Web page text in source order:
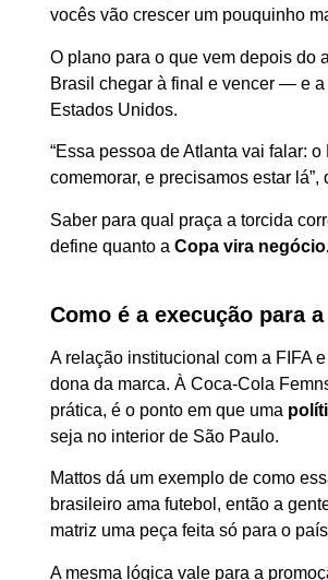
vocês vão crescer um pouquinho
O plano para o que vem depois do
Brasil chegar à final e vencer — e
Estados Unidos.
“Essa pessoa de Atlanta vai falar:
comemorar, e precisamos estar lá”,
Saber para qual praça a torcida
define quanto a Copa vira
Como é a execução para
A relação institucional com a FIFA
dona da marca. À Coca-Cola
prática, é o ponto em que uma
seja no interior de São Paulo.
Mattos dá um exemplo de como
brasileiro ama futebol, então a
matriz uma peça feita só para o
A mesma lógica vale para a